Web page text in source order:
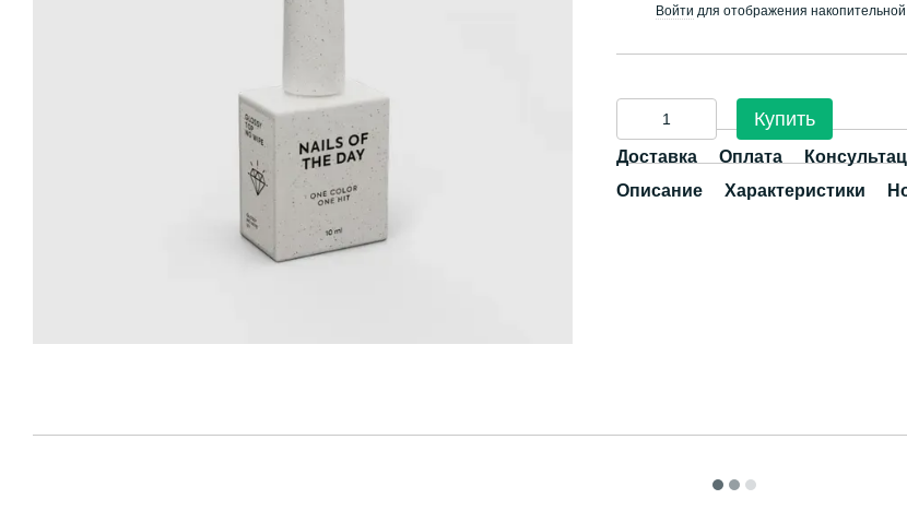
Войти для отображения накопительной
Купить
Доставка Оплата
Описание
Характеристики